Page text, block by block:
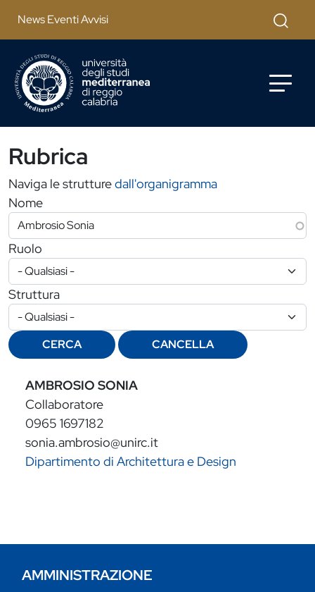
News Eventi Avvisi Cerca
Rubrica
Naviga le strutturedall'organigramma
Nome
Ruolo
Struttura
CERCA CANCELLA
AMBROSIO SONIA
Collaboratore
0965 1697182
sonia.ambrosio@unirc.it
Dipartimento di Architettura e Design
AMMINISTRAZIONE